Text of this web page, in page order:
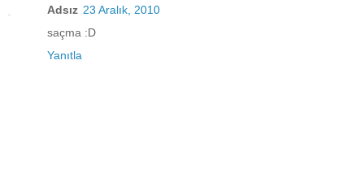
Adsız 23 Aralık, 2010
saçma :D
Yanıtla